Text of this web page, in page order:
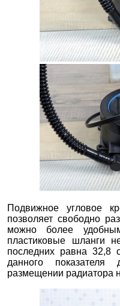
Подвижное угловое
позволяет свободно
можно более
пластиковые шланги
последних равна 32,8
данного
размещении радиатора